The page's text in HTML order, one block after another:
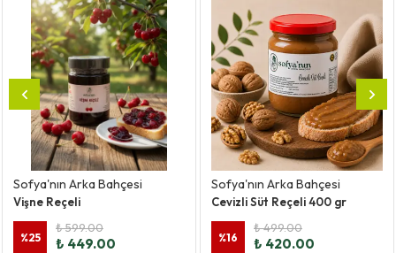
Sofya'nın Arka Bahçesi
Vişne Reçeli
%25
₺ 599.00
₺ 449.00
Sofya'nın Arka Bahçesi
Cevizli Süt Reçeli 400 gr
%16
₺ 499.00
₺ 420.00